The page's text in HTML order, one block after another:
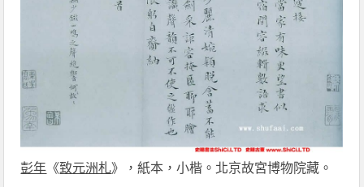
彭年 《致元洲札》，紙本，小楷。北京故宮博物院藏。